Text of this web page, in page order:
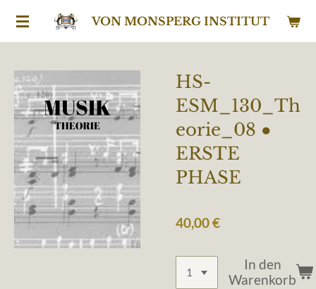
Zum
VON MONSPERG INSTITUT
HS-
ESM_130_Th
eorie_08 ●
ERSTE
PHASE
40,00 €
In den
Warenkorb